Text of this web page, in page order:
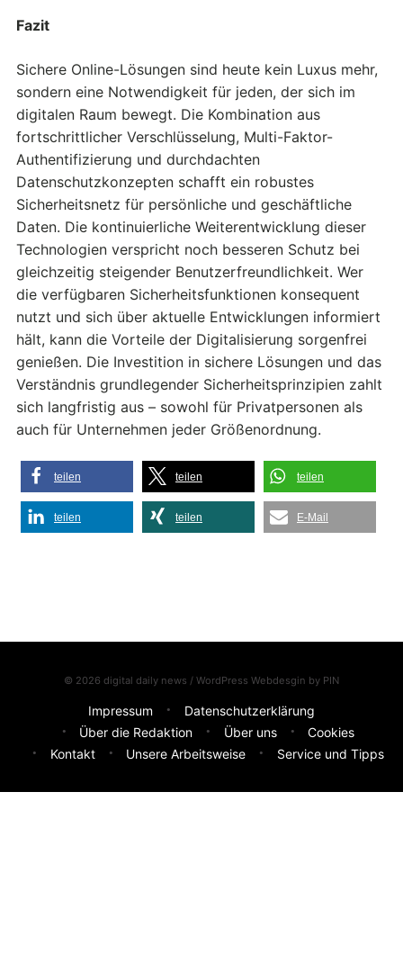
Fazit
Sichere Online-Lösungen sind heute kein Luxus mehr,
sondern eine Notwendigkeit für jeden, der sich im
digitalen Raum bewegt. Die Kombination aus
fortschrittlicher Verschlüsselung, Multi-Faktor-
Authentifizierung und durchdachten
Datenschutzkonzepten schafft ein robustes
Sicherheitsnetz für persönliche und geschäftliche
Daten. Die kontinuierliche Weiterentwicklung dieser
Technologien verspricht noch besseren Schutz bei
gleichzeitig steigender Benutzerfreundlichkeit. Wer
die verfügbaren Sicherheitsfunktionen konsequent
nutzt und sich über aktuelle Entwicklungen informiert
hält, kann die Vorteile der Digitalisierung sorgenfrei
genießen. Die Investition in sichere Lösungen und das
Verständnis grundlegender Sicherheitsprinzipien zahlt
sich langfristig aus – sowohl für Privatpersonen als
auch für Unternehmen jeder Größenordnung.
teilen teilen teilen
teilen teilen E-Mail
© 2026 digital daily news / WordPress Webdesgin by PIN
Impressum
Datenschutzerklärung
Über die Redaktion
Über uns
Cookies
Kontakt
Unsere Arbeitsweise Service und Tipps